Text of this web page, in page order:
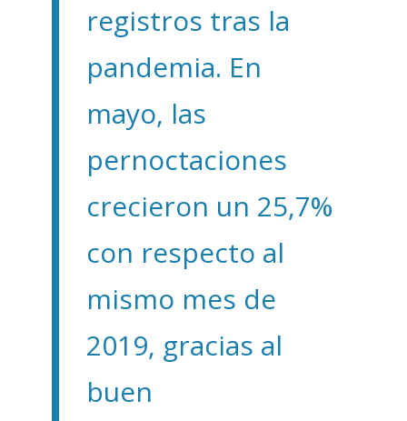
registros tras la
pandemia. En
mayo, las
pernoctaciones
crecieron un 25,7%
con respecto al
mismo mes de
2019, gracias al
buen